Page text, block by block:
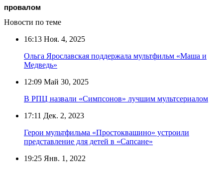
провалом
Новости по теме
16:13 Ноя. 4, 2025
Ольга Ярославская поддержала мультфильм «Маша и
Медведь»
12:09 Май 30, 2025
В РПЦ назвали «Симпсонов» лучшим мультсериалом
17:11 Дек. 2, 2023
Герои мультфильма «Простоквашино» устроили
представление для детей в «Сапсане»
19:25 Янв. 1, 2022